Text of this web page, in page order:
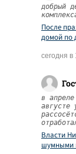
добрый
После
домой по
сегодня в
в
августе
Власти
шумными